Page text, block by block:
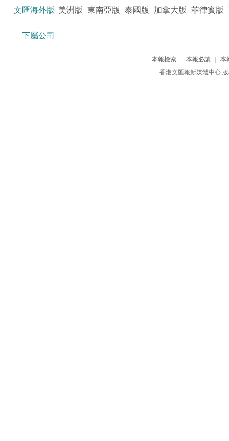
文匯海外版 美洲版 東南亞版 泰國版 加拿大版 菲律賓版
下屬公司
本報檢索 本報必讀
本
香港文匯報新媒體中心